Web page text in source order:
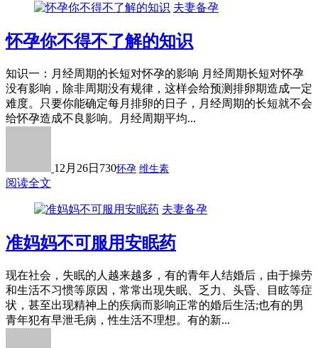
夫妻备孕
怀孕你不得不了解的知识
知识一：月经周期的长短对怀孕的影响 月经周期长短对怀孕
没有影响，除非周期没有规律，这样会给预测排卵期造成一定
难度。只要你能确定每月排卵的日子，月经周期的长短就不会
给怀孕造成不良影响。月经周期平均...
12月26日 730怀孕 维生素
阅读全文
夫妻备孕
准妈妈不可服用安眠药
现在社会，失眠的人越来越多，有的青年人结婚后，由于操劳
和生活不习惯等原因，常常出现失眠、乏力、头昏、目眩等症
状，甚至出现精神上的疾病而影响正常的婚后生活;也有的男
青年犯有早泄毛病，性生活不理想。有的新...